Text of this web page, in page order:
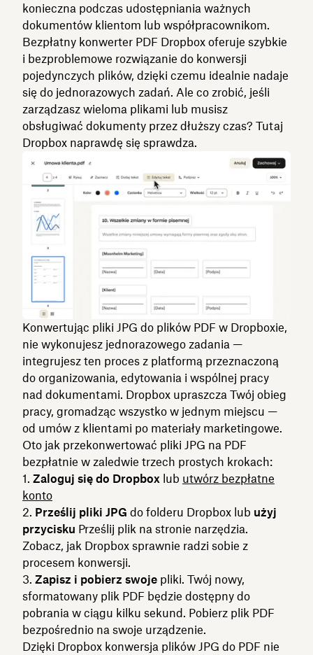
konieczna podczas udostępniania ważnych
dokumentów klientom lub współpracownikom.
Bezpłatny konwerter PDF Dropbox oferuje szybkie
i bezproblemowe rozwiązanie do konwersji
pojedynczych plików, dzięki czemu idealnie nadaje
się do jednorazowych zadań. Ale co zrobić, jeśli
zarządzasz wieloma plikami lub musisz
obsługiwać dokumenty przez dłuższy czas? Tutaj
Dropbox naprawdę się sprawdza.
Konwertując pliki JPG do plików PDF w Dropboxie,
nie wykonujesz jednorazowego zadania —
integrujesz ten proces z platformą przeznaczoną
do organizowania, edytowania i wspólnej pracy
nad dokumentami. Dropbox upraszcza Twój obieg
pracy, gromadząc wszystko w jednym miejscu —
od umów z klientami po materiały marketingowe.
Oto jak przekonwertować pliki JPG na PDF
bezpłatnie w zaledwie trzech prostych krokach:
Zaloguj się do Dropbox lub utwórz bezpłatne
konto
Prześlij pliki JPG do folderu Dropbox lub użyj
przycisku Prześlij plik na stronie narzędzia.
Zobacz, jak Dropbox sprawnie radzi sobie z
procesem konwersji.
Zapisz i pobierz swoje pliki. Twój nowy,
sformatowany plik PDF będzie dostępny do
pobrania w ciągu kilku sekund. Pobierz plik PDF
bezpośrednio na swoje urządzenie.
Dzięki Dropbox konwersja plików JPG do PDF nie